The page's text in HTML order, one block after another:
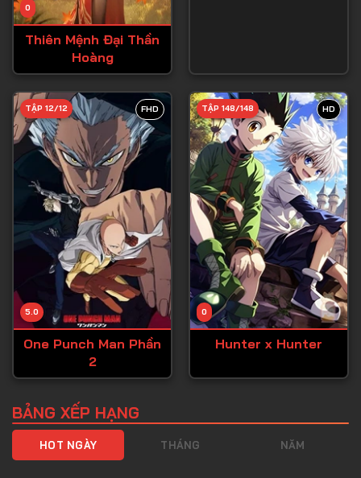
Tập 36
Tập 39
Tập 40
Tập 41
Tập 42
Tập 43
Tập 44
Tập 45
Tập 46
Tập 47
Tập 49
0
Thiên Mệnh Đại Thần
Hoàng
FHD
5.0
TẬP 12/12
One Punch Man Phần
2
HD
0
TẬP 148/148
Hunter x Hunter
BẢNG XẾP HẠNG
HOT NGÀY THÁNG NĂM